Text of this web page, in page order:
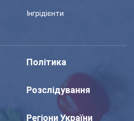
Інгрідієнти
Політика
Розслідування
Регіони України